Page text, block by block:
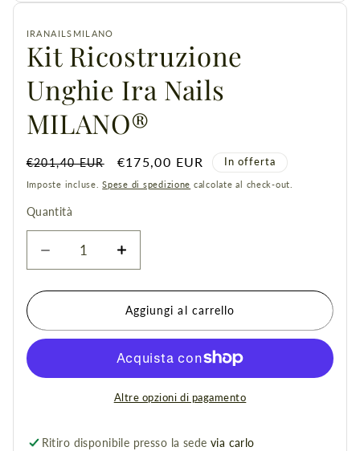
IRANAILSMILANO
Kit Ricostruzione
Unghie Ira Nails
MILANO®
Prezzo
di
€201,40 EUR
Prezzo
scontato
€175,00 EUR In offerta
Imposte incluse.Spese di spedizione calcolate al check-out.
Quantità
Diminuisci
quantità
per
Ricostruzione
Nails
MILANO®
Aumenta
quantità
per
Kit
Ricostruzione
Ira
Nails
MILANO®
Aggiungi al carrello
Altre opzioni di pagamento
Ritiro disponibile presso la sede via carlo